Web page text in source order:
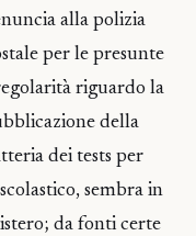
alla polizia
per le presunte
riguardo la
della
dei tests per
sembra in
da fonti certe